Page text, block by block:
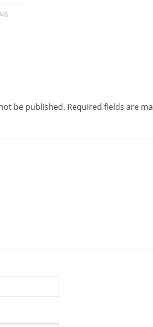
be published. Required fields are